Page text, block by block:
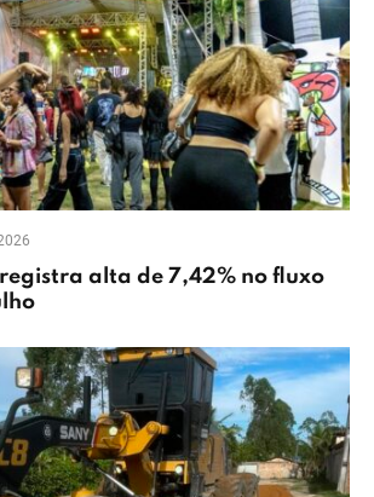
alta de 7,42% no fluxo